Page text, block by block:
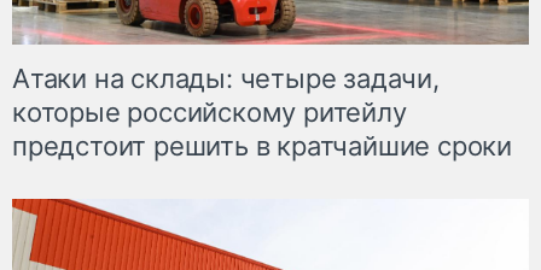
Атаки на склады: четыре задачи,
которые российскому ритейлу
предстоит решить в кратчайшие сроки